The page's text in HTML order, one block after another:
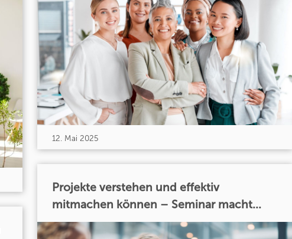
12. Mai 2025
Projekte verstehen und effektiv
mitmachen können – Seminar macht...